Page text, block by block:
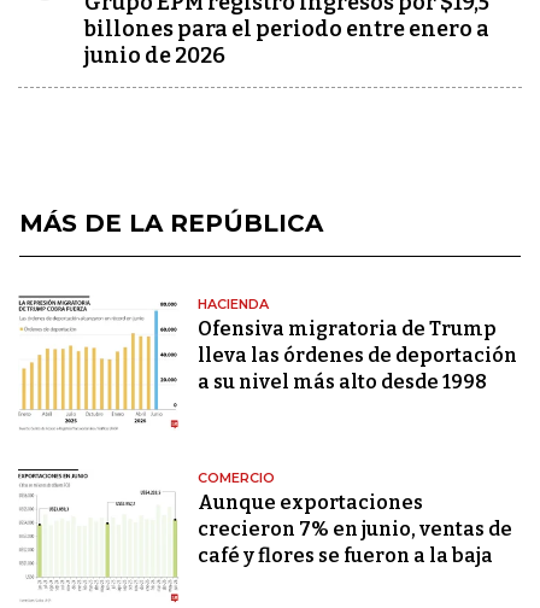
billones para el periodo entre enero a
junio de 2026
MÁS DE LA REPÚBLICA
HACIENDA
Ofensiva migratoria de Trump
lleva las órdenes de deportación
a su nivel más alto desde 1998
COMERCIO
Aunque exportaciones
crecieron 7% en junio, ventas de
café y flores se fueron a la baja